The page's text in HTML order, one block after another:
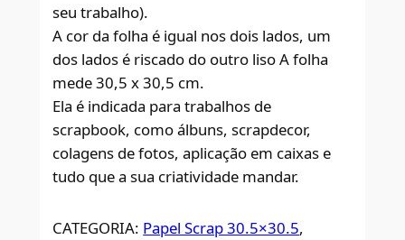
seu trabalho).
A cor da folha é igual nos dois lados, um
dos lados é riscado do outro liso A folha
mede 30,5 x 30,5 cm.
Ela é indicada para trabalhos de
scrapbook, como álbuns, scrapdecor,
colagens de fotos, aplicação em caixas e
tudo que a sua criatividade mandar.
CATEGORIA: Papel Scrap 30.5×30.5